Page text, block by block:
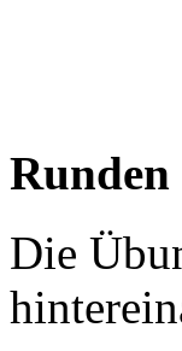
Runden
Die